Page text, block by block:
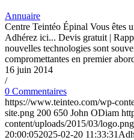
Annuaire
Centre Teintéo Épinal Vous êtes
Adhérez ici... Devis gratuit |
nouvelles technologies sont
compromettantes en premier
16 juin 2014
/
0 Commentaires
https://www.teinteo.com/wp-
site.png 200 650 John ODiam
content/uploads/2015/03/logo.png
20:00:052025-02-20 11:33:31